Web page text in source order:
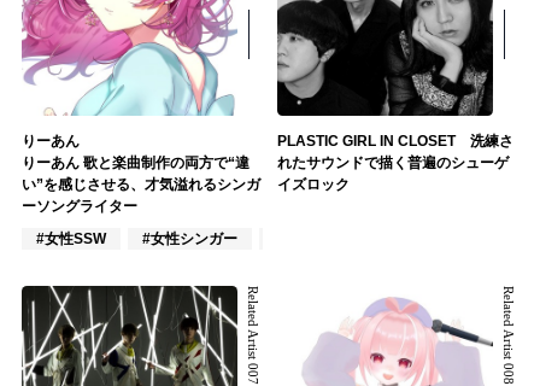
りーあん
りーあん 歌と楽曲制作の両方で“違
い”を感じさせる、才気溢れるシンガ
ーソングライター
#女性SSW
#女性シンガー
PLASTIC GIRL IN CLOSET 洗練さ
れたサウンドで描く普遍のシューゲ
イズロック
Related Artist 007 Related Artist 008